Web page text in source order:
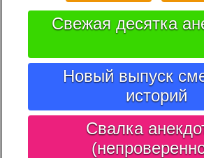
Свежая десятка
Новый выпуск
историй
Свалка